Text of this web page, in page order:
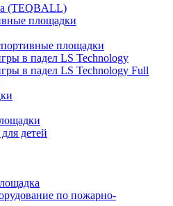
(TEQBALL)
площадки
площадки
в падел LS Technology
в падел LS Technology Full
детей
по пожарно-